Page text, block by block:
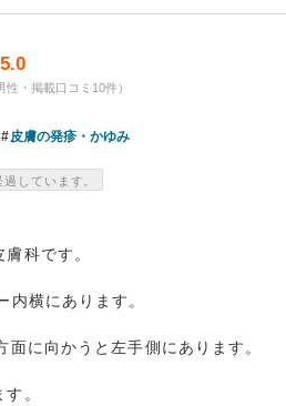
5.0
・掲載口コミ10件）
皮膚の発疹・かゆみ
しています。
科です。
内横にあります。
に向かうと左手側にあります。
。